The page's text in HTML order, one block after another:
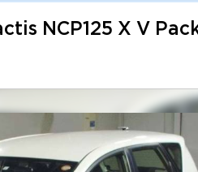
NCP125 X V